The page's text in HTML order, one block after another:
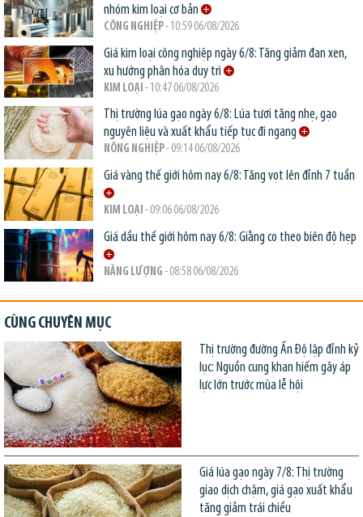
nhóm kim loại cơ bản
CÔNG NGHIỆP- 10:59 06/08/2026
Giá kim loại công nghiệp ngày 6/8: Tăng giảm đan xen,
xu hướng phân hóa duy trì
KIM LOẠI - 10:47 06/08/2026
Thị trường lúa gạo ngày 6/8: Lúa tươi tăng nhẹ, gạo
nguyên liệu và xuất khẩu tiếp tục đi ngang
NÔNG NGHIỆP- 09:14 06/08/2026
Giá vàng thế giới hôm nay 6/8: Tăng vọt lên đỉnh 7 tuần
KIM LOẠI - 09:06 06/08/2026
Giá dầu thế giới hôm nay 6/8: Giằng co theo biên độ hẹp
NĂNG LƯỢNG - 08:58 06/08/2026
CÙNG CHUYÊN MỤC
Thị trường đường Ấn Độ lập đỉnh kỷ
lục: Nguồn cung khan hiếm gây áp
lực lớn trước mùa lễ hội
Giá lúa gạo ngày 7/8: Thị trường
giao dịch chậm, giá gạo xuất khẩu
tăng giảm trái chiều